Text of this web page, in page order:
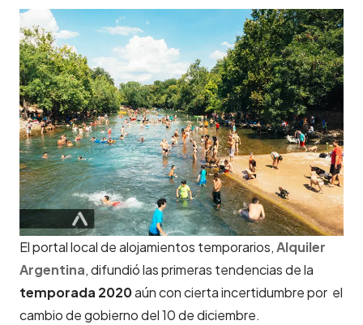
El portal local de alojamientos temporarios,Alquiler
Argentina, difundió las primeras tendencias de la
temporada 2020aún con cierta incertidumbre por el
cambio de gobierno del 10 de diciembre.